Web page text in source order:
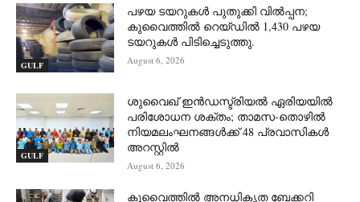
GULF
പഴയ ടയറുകൾ പുതുക്കി വിൽപ്പന;
കുവൈത്തിൽ റെയ്ഡിൽ 1,430 പഴയ
ടയറുകൾ പിടിച്ചെടുത്തു.
August 6, 2026
GULF
ശുവൈഖ് ഇൻഡസ്ട്രിയൽ ഏരിയയിൽ
പരിശോധന ശക്തം; താമസ-തൊഴിൽ
നിയമലംഘനങ്ങൾക്ക് 48 പ്രവാസികൾ
അറസ്റ്റിൽ
August 6, 2026
കുവൈത്തിൽ അനധികൃത ബേക്കറി